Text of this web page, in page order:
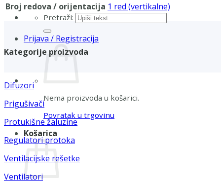
Pretraži:
Prijava / Registracija
Nema proizvoda u košarici.
Povratak u trgovinu
Košarica
Broj redova / orijentacija 1 red (vertikalne)
Kategorije proizvoda
Difuzori
Prigušivači
Protukišne žaluzine
Regulatori protoka
Ventilacijske rešetke
Ventilatori